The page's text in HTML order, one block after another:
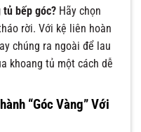
bếp góc? Hãy chọn
rời. Với kệ liên hoàn
chúng ra ngoài để lau
khoang tủ một cách dễ
“Góc Vàng” Với